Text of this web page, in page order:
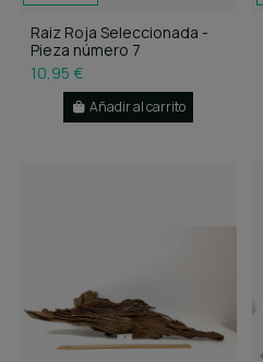
Raiz Roja Seleccionada -
Pieza número 7
10,95 €
Añadir al carrito